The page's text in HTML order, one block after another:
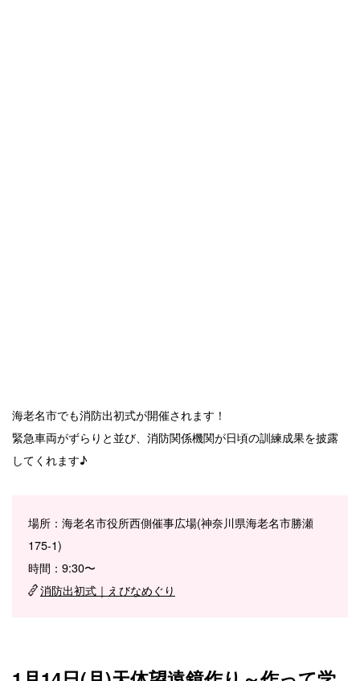
海老名市でも消防出初式が開催されます！
緊急車両がずらりと並び、消防関係機関が日頃の訓練成果を披露
してくれます♪
場所：海老名市役所西側催事広場(神奈川県海老名市勝瀬
175-1)
時間：9:30〜
消防出初式｜えびなめぐり